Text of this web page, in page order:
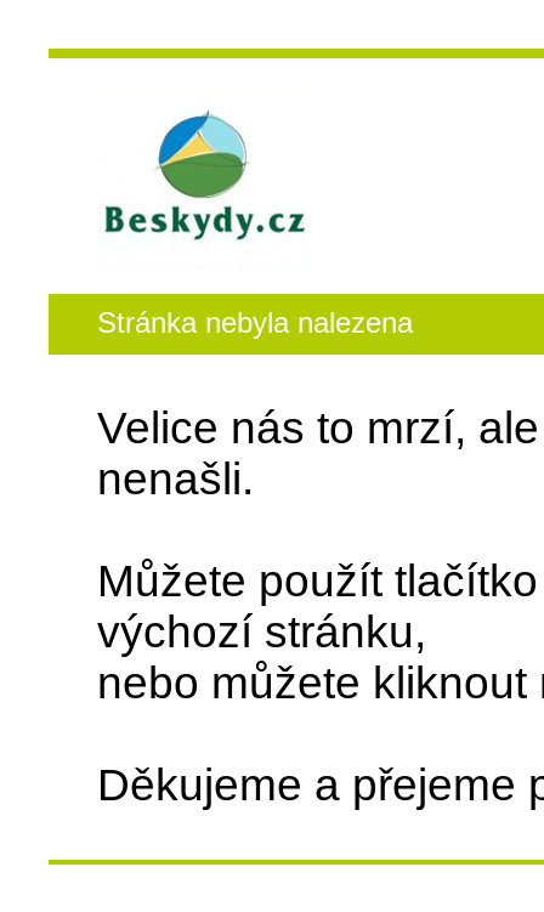
Stránka nebyla nalezena
Velice nás to mrzí,
nenašli.
Můžete použít
výchozí stránku,
nebo můžete
Děkujeme a přejeme